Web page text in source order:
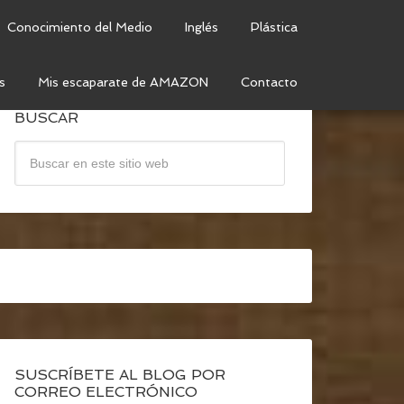
Conocimiento del Medio Inglés Plástica
Mis escaparate de AMAZON Contacto
BUSCAR
SUSCRÍBETE AL BLOG POR
CORREO ELECTRÓNICO